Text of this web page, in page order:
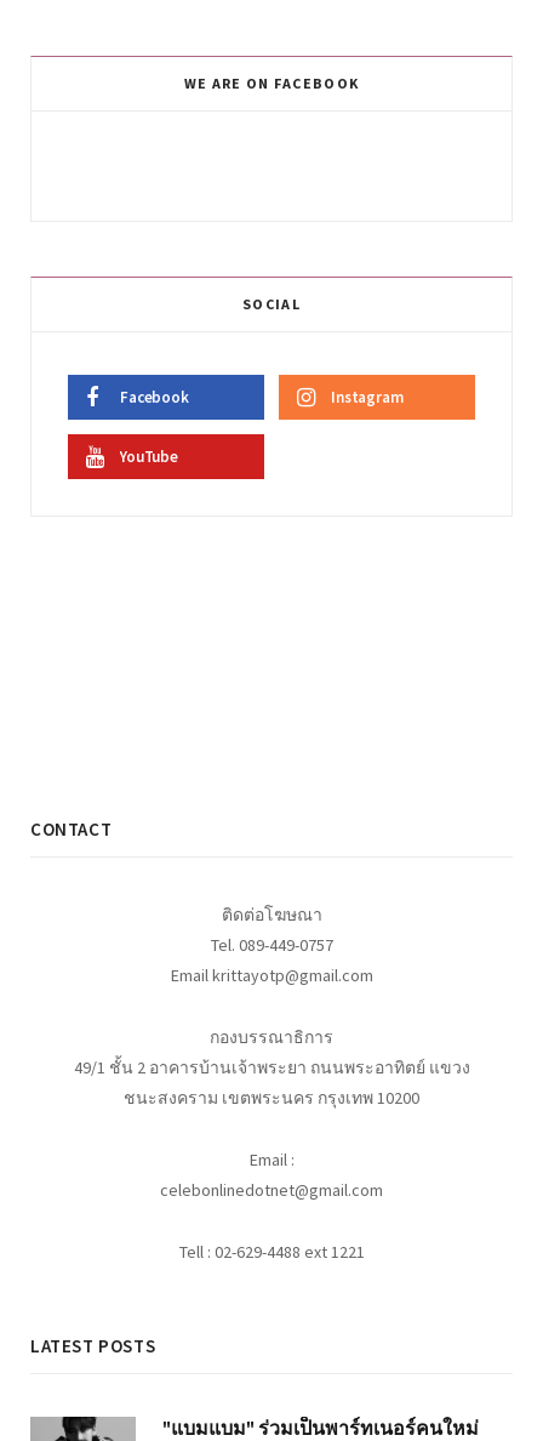
WE ARE ON FACEBOOK
SOCIAL
Facebook Instagram
YouTube
CONTACT
ติดต่อโฆษณา
Tel. 089-449-0757
Email krittayotp@gmail.com
กองบรรณาธิการ
49/1 ชั้น 2 อาคารบ้านเจ้าพระยา ถนนพระอาทิตย์ แขวง
ชนะสงคราม เขตพระนคร กรุงเทพ 10200
Email :
celebonlinedotnet@gmail.com
Tell : 02-629-4488 ext 1221
LATEST POSTS
"แบมแบม" ร่วมเป็นพาร์ทเนอร์คนใหม่